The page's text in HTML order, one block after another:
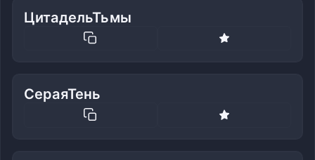
ЦитадельТьмы
СераяТень